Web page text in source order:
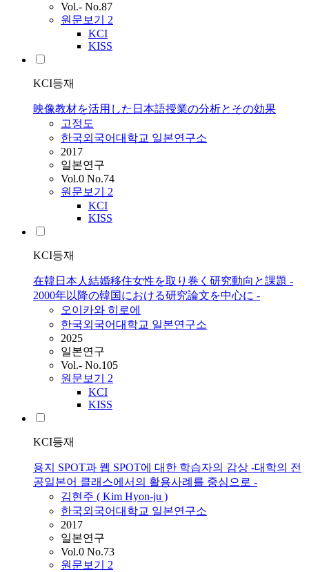
Vol.- No.87
원문보기 2
KCI
KISS
KCI등재
映像教材を活用した日本語授業の分析とその効果
고정도
한국외국어대학교 일본연구소
2017
일본연구
Vol.0 No.74
원문보기 2
KCI
KISS
KCI등재
在韓日本人結婚移住女性を取り巻く研究動向と課題 -
2000年以降の韓国における研究論文を中心に -
오이카와 히로에
한국외국어대학교 일본연구소
2025
일본연구
Vol.- No.105
원문보기 2
KCI
KISS
KCI등재
용지 SPOT과 웹 SPOT에 대한 학습자의 감상 -대학의 전
공일본어 클래스에서의 활용사례를 중심으로 -
김현주 ( Kim Hyon-ju )
한국외국어대학교 일본연구소
2017
일본연구
Vol.0 No.73
원문보기 2